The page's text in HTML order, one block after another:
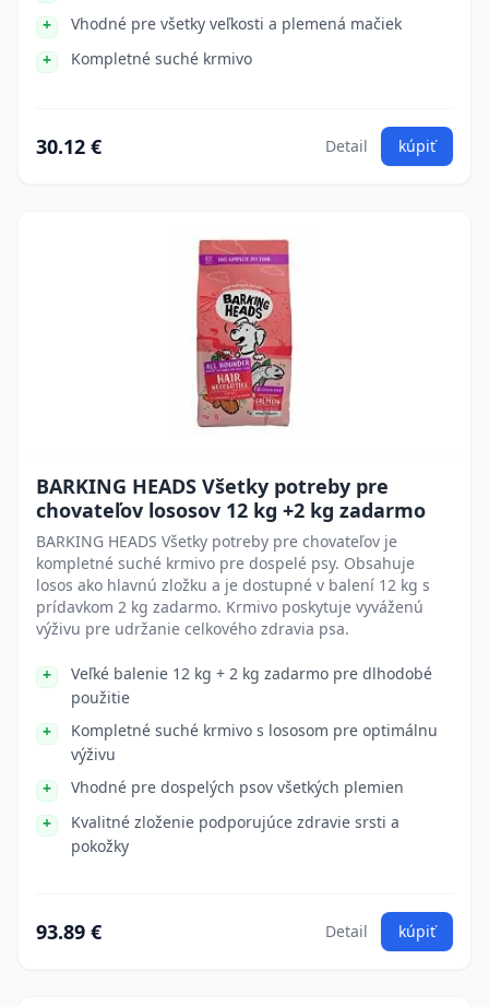
Vhodné pre všetky veľkosti a plemená mačiek
Kompletné suché krmivo
30.12 € Detail kúpiť
BARKING HEADS Všetky potreby pre
chovateľov lososov 12 kg +2 kg zadarmo
BARKING HEADS Všetky potreby pre chovateľov je
kompletné suché krmivo pre dospelé psy. Obsahuje
losos ako hlavnú zložku a je dostupné v balení 12 kg s
prídavkom 2 kg zadarmo. Krmivo poskytuje vyváženú
výživu pre udržanie celkového zdravia psa.
Veľké balenie 12 kg + 2 kg zadarmo pre dlhodobé
použitie
Kompletné suché krmivo s lososom pre optimálnu
výživu
Vhodné pre dospelých psov všetkých plemien
Kvalitné zloženie podporujúce zdravie srsti a
pokožky
93.89 € Detail kúpiť